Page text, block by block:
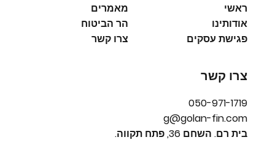
צרו קשר
050-971-1719
g@golan-fin.com
בית רם. השחם 36, פתח תקווה.
מאמרים
הר הביטוח
צרו קשר
ראשי
אודותינו
פגישת עסקים